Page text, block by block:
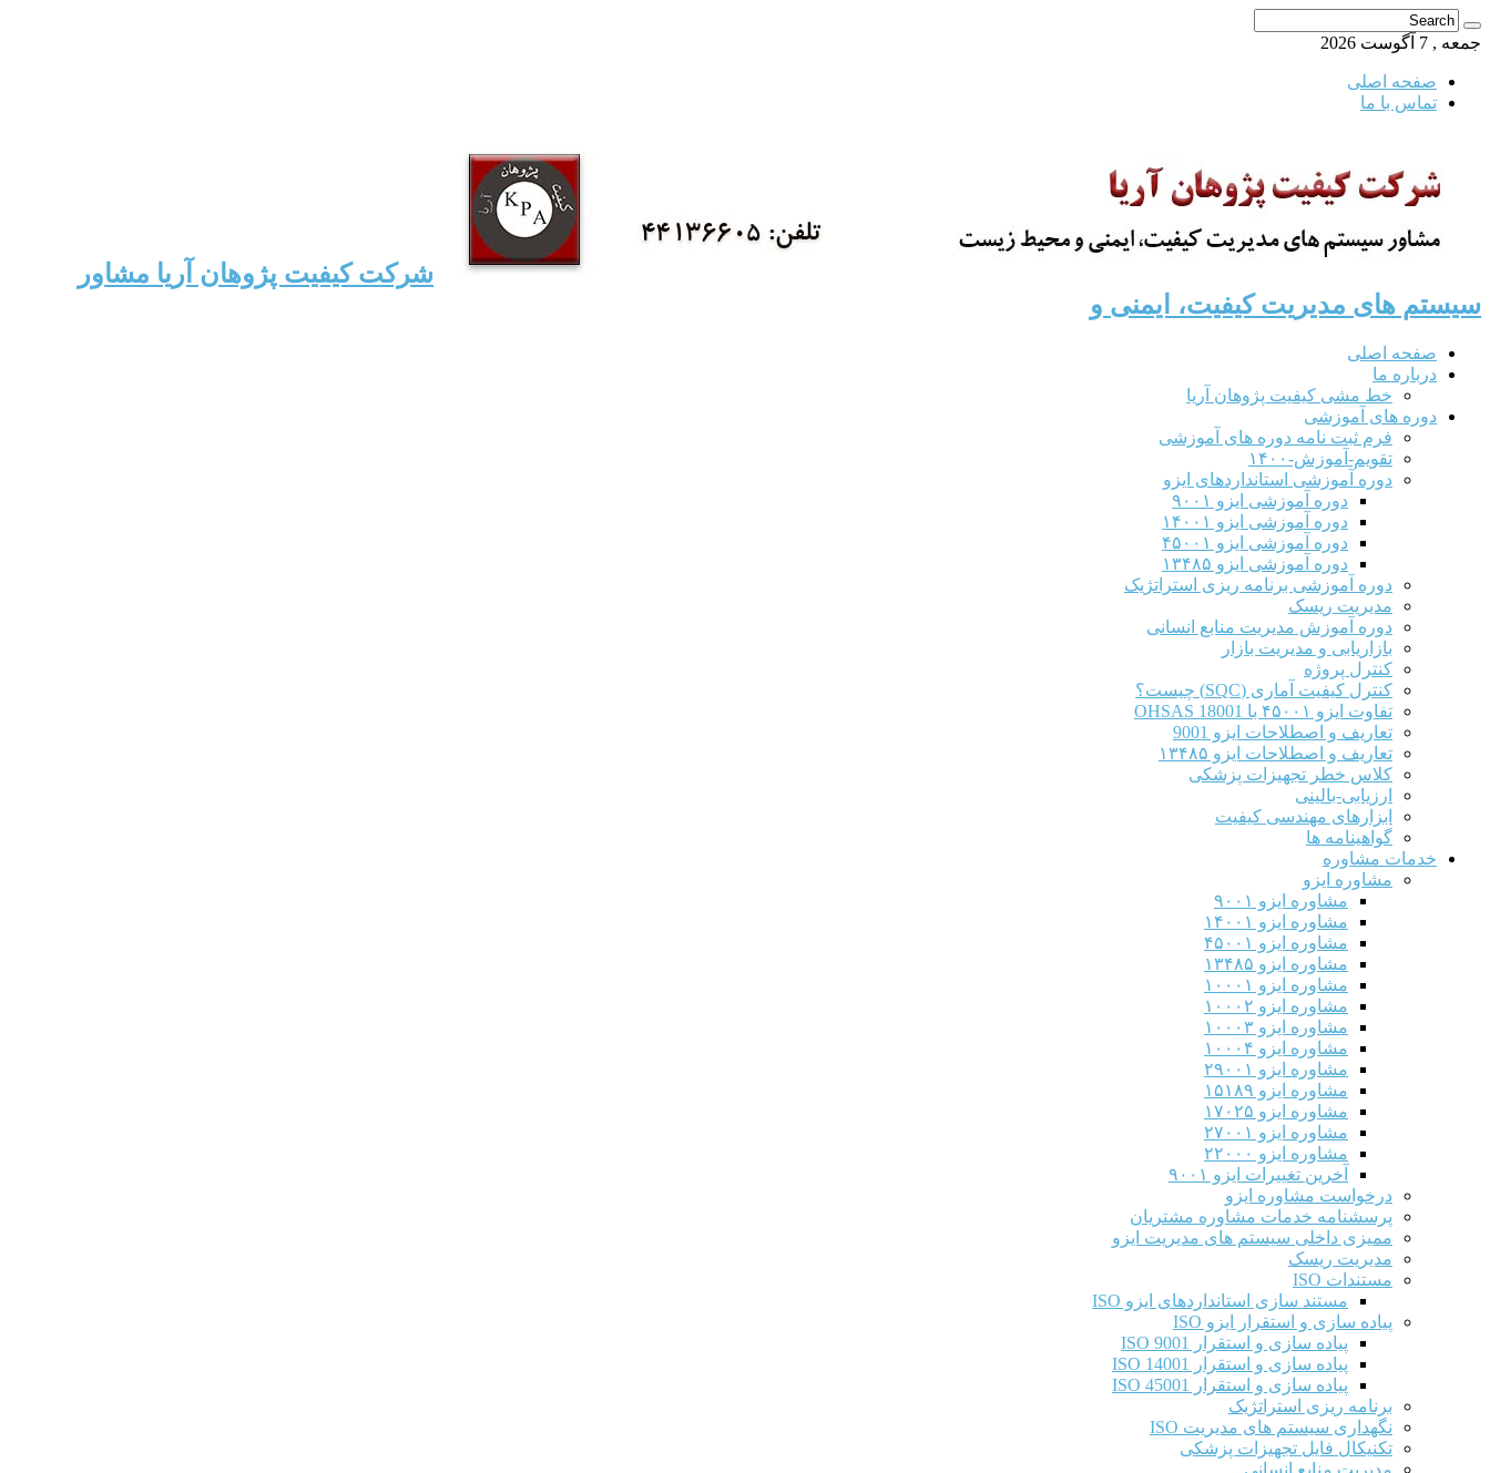
جمعه , 7 آگوست 2026
صفحه اصلی
تماس با ما
شرکت کیفیت پژوهان آریا مشاور
سیستم های مدیریت کیفیت، ایمنی و
صفحه اصلی
درباره ما
خط مشی کیفیت پژوهان آریا
دوره های آموزشی
فرم ثبت نامه دوره های آموزشی
تقویم-آموزش-۱۴۰۰
دوره آموزشی استانداردهای ایزو
دوره آموزشی ایزو ۹۰۰۱
دوره آموزشی ایزو ۱۴۰۰۱
دوره آموزشی ایزو ۴۵۰۰۱
دوره آموزشی ایزو ۱۳۴۸۵
دوره آموزشی برنامه ریزی استراتژیک
مدیریت ریسک
دوره آموزش مدیریت منابع انسانی
بازاریابی و مدیریت بازار
کنترل پروژه
کنترل کیفیت آماری (SQC) چیست؟
تفاوت ایزو ۴۵۰۰۱ با OHSAS 18001
تعاریف و اصطلاحات ایزو 9001
تعاریف و اصطلاحات ایزو ۱۳۴۸۵
کلاس خطر تجهیزات پزشکی
ارزیابی-بالینی
ابزارهای مهندسی کیفیت
گواهینامه ها
خدمات مشاوره
مشاوره ایزو
مشاوره ایزو ۹۰۰۱
مشاوره ایزو ۱۴۰۰۱
مشاوره ایزو ۴۵۰۰۱
مشاوره ایزو ۱۳۴۸۵
مشاوره ایزو ۱۰۰۰۱
مشاوره ایزو ۱۰۰۰۲
مشاوره ایزو ۱۰۰۰۳
مشاوره ایزو ۱۰۰۰۴
مشاوره ایزو ۲۹۰۰۱
مشاوره ایزو ۱۵۱۸۹
مشاوره ایزو ۱۷۰۲۵
مشاوره ایزو ۲۷۰۰۱
مشاوره ایزو ۲۲۰۰۰
آخرین تغییرات ایزو ۹۰۰۱
درخواست مشاوره ایزو
پرسشنامه خدمات مشاوره مشتریان
ممیزی داخلی سیستم های مدیریت ایزو
مدیریت ریسک
مستندات ISO
مستند سازی استانداردهای ایزو ISO
پیاده سازی و استقرار ایزو ISO
پیاده سازی و استقرار ISO 9001​
پیاده سازی و استقرار ISO 14001
پیاده سازی و استقرار ISO 45001
برنامه ریزی استراتژیک
نگهداری سیستم های مدیریت ISO
تکنیکال فایل تجهیزات پزشکی
مدیریت منابع انسانی